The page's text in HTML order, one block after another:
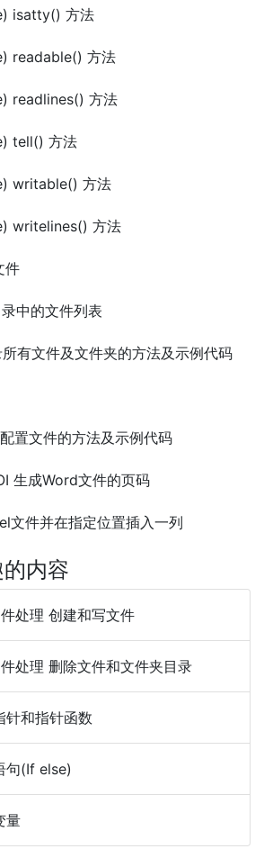
isatty() 方法
readable() 方法
readlines() 方法
tell() 方法
writable() 方法
writelines() 方法
件
中的文件列表
有文件及文件夹的方法及示例代码
置文件的方法及示例代码
生成Word文件的页码
文件并在指定位置插入一列
内容
处理 创建和写文件
处理 删除文件和文件夹目录
和指针函数
句(If else)
量